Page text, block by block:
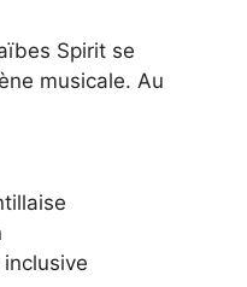
Spirit se
musicale. Au